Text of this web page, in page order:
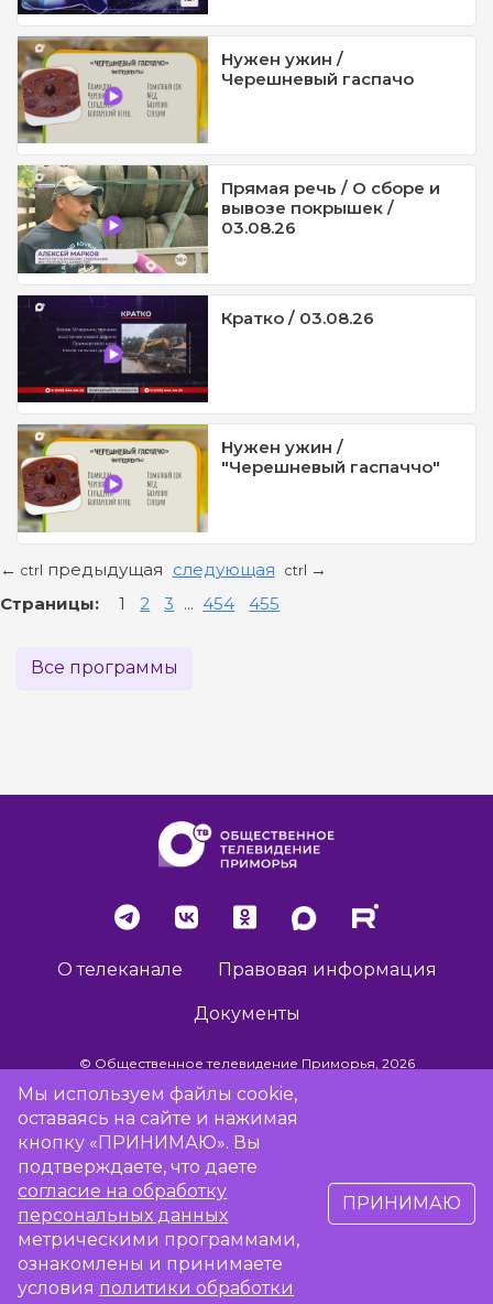
Нужен ужин /
Черешневый гаспачо
Прямая речь / О сборе и
вывозе покрышек /
03.08.26
Кратко / 03.08.26
Нужен ужин /
"Черешневый гаспаччо"
← ctrl предыдущая следующая ctrl →
Страницы: 1 2 3 ... 454 455
Все программы
О телеканале Правовая информация
Документы
© Общественное телевидение Приморья, 2026
Разработка сайта -
Сообщить об отсутствии вещания
Мы используем файлы cookie,
оставаясь на сайте и нажимая
кнопку «ПРИНИМАЮ». Вы
подтверждаете, что даете
согласие на обработку
персональных данных
метрическими программами,
ознакомлены и принимаете
условия политики обработки
ПРИНИМАЮ